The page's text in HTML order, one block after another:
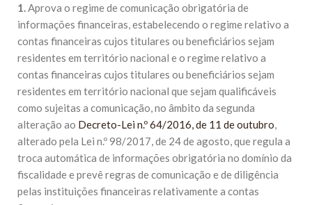
1.Aprova o regime de comunicação obrigatória de
informações financeiras, estabelecendo o regime relativo a
contas financeiras cujos titulares ou beneficiários sejam
residentes em território nacional e o regime relativo a
contas financeiras cujos titulares ou beneficiários sejam
residentes em território nacional que sejam qualificáveis
como sujeitas a comunicação, no âmbito da segunda
alteração ao Decreto-Lei n.º 64/2016, de 11 de outubro,
alterado pela Lei n.º 98/2017, de 24 de agosto, que regula a
troca automática de informações obrigatória no domínio da
fiscalidade e prevê regras de comunicação e de diligência
pelas instituições financeiras relativamente a contas